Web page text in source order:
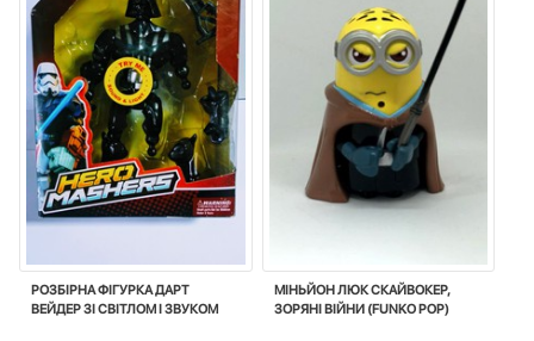
РОЗБІРНА ФІГУРКА ДАРТ
ВЕЙДЕР ЗІ СВІТЛОМ І ЗВУКОМ
МІНЬЙОН ЛЮК СКАЙВОКЕР,
ЗОРЯНІ ВІЙНИ (FUNKO POP)